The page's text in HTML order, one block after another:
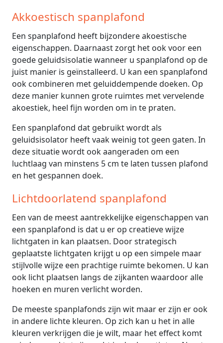
Akkoestisch spanplafond
Een spanplafond heeft bijzondere akoestische
eigenschappen. Daarnaast zorgt het ook voor een
goede geluidsisolatie wanneer u spanplafond op de
juist manier is geïnstalleerd. U kan een spanplafond
ook combineren met geluiddempende doeken. Op
deze manier kunnen grote ruimtes met vervelende
akoestiek, heel fijn worden om in te praten.
Een spanplafond dat gebruikt wordt als
geluidsisolator heeft vaak weinig tot geen gaten. In
deze situatie wordt ook aangeraden om een
luchtlaag van minstens 5 cm te laten tussen plafond
en het gespannen doek.
Lichtdoorlatend spanplafond
Een van de meest aantrekkelijke eigenschappen van
een spanplafond is dat u er op creatieve wijze
lichtgaten in kan plaatsen. Door strategisch
geplaatste lichtgaten krijgt u op een simpele maar
stijlvolle wijze een prachtige ruimte bekomen. U kan
ook licht plaatsen langs de zijkanten waardoor alle
hoeken en muren verlicht worden.
De meeste spanplafonds zijn wit maar er zijn er ook
in andere lichte kleuren. Op zich kan u het in alle
kleuren verkrijgen die je wilt, maar het effect komt